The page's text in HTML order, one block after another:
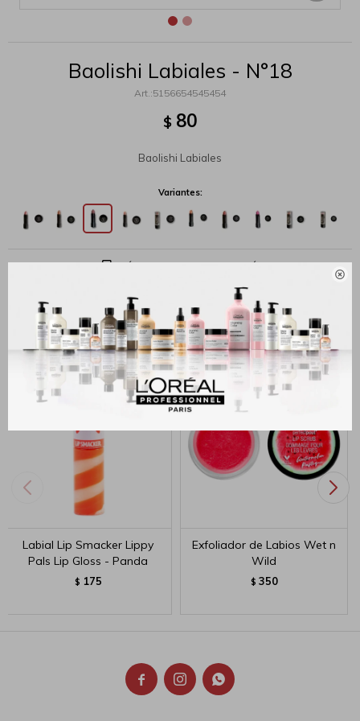

Baolishi Labiales - N°18
5156654545454
$ 80
Baolishi Labiales
Variantes:
Productos que te pueden interesar
Labial Lip Smacker Lippy
Pals Lip Gloss - Panda
$ 175
Exfoliador de Labios Wet n
Wild
$ 350
  